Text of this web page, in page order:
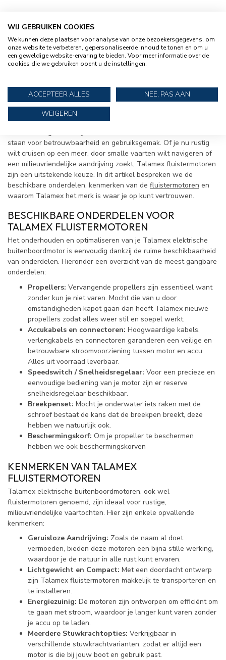
RUBBERBOOTEXPERT IS EEN OFFICIËLE
TALAMEX DEALER
ONDERDELEN VOOR TALAMEX
ELEKTRISCHE BUITENBOORDMOTOREN
Talamex is een gerenommeerd merk in de watersportwereld en
staan voor betrouwbaarheid en gebruiksgemak. Of je nu rustig
wilt cruisen op een meer, door smalle vaarten wilt navigeren of
een milieuvriendelijke aandrijving zoekt, Talamex fluistermotoren
zijn een uitstekende keuze. In dit artikel bespreken we de
beschikbare onderdelen, kenmerken van de fluistermotoren en
waarom Talamex het merk is waar je op kunt vertrouwen.
BESCHIKBARE ONDERDELEN VOOR
TALAMEX FLUISTERMOTOREN
Het onderhouden en optimaliseren van je Talamex elektrische
buitenboordmotor is eenvoudig dankzij de ruime beschikbaarheid
van onderdelen. Hieronder een overzicht van de meest gangbare
onderdelen:
Propellers: Vervangende propellers zijn essentieel want
zonder kun je niet varen. Mocht die van u door
omstandigheden kapot gaan dan heeft Talamex nieuwe
propellers zodat alles weer stil en soepel werkt.
Accukabels en connectoren: Hoogwaardige kabels,
verlengkabels en connectoren garanderen een veilige en
betrouwbare stroomvoorziening tussen motor en accu.
Alles uit voorraad leverbaar.
Speedswitch / Snelheidsregelaar: Voor een precieze en
eenvoudige bediening van je motor zijn er reserve
snelheidsregelaar beschikbaar.
Breekpenset: Mocht je onderwater iets raken met de
schroef bestaat de kans dat de breekpen breekt, deze
hebben we natuurlijk ook.
Beschermingskorf: Om je propeller te beschermen
hebben we ook beschermingskorven
KENMERKEN VAN TALAMEX
FLUISTERMOTOREN
Talamex elektrische buitenboordmotoren, ook wel
fluistermotoren genoemd, zijn ideaal voor rustige,
milieuvriendelijke vaartochten. Hier zijn enkele opvallende
kenmerken:
Geruisloze Aandrijving: Zoals de naam al doet
vermoeden, bieden deze motoren een bijna stille werking,
waardoor je de natuur in alle rust kunt ervaren.
Lichtgewicht en Compact: Met een doordacht ontwerp
zijn Talamex fluistermotoren makkelijk te transporteren en
te installeren.
Energiezuinig: De motoren zijn ontworpen om efficiënt om
te gaan met stroom, waardoor je langer kunt varen zonder
je accu op te laden.
Meerdere Stuwkrachtopties: Verkrijgbaar in
verschillende stuwkrachtvarianten, zodat er altijd een
motor is die bij jouw boot en gebruik past.
WIJ GEBRUIKEN COOKIES
We kunnen deze plaatsen voor analyse van onze bezoekersgegevens, om
onze website te verbeteren, gepersonaliseerde inhoud te tonen en om u
een geweldige website-ervaring te bieden. Voor meer informatie over de
cookies die we gebruiken opent u de instellingen.
ACCEPTEER ALLES
NEE, PAS AAN
WEIGEREN